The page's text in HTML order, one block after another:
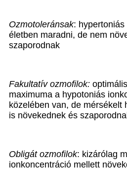
Ozmotoleránsak:
életben maradni, de nem
szaporodnak
Fakultatív ozmofilok:
maximuma a hypotoniás
közelében van, de mérsékelt
is növekednek és
Obligát ozmofilok: kizárólag
ionkoncentráció mellett